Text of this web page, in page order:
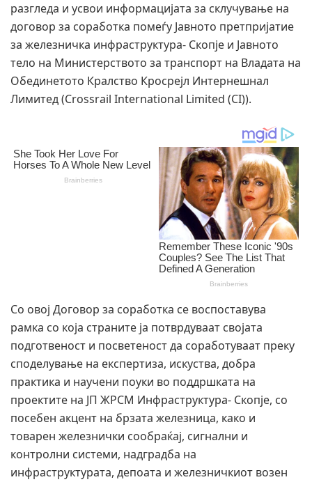
разгледа и усвои информацијата за склучување на
договор за соработка помеѓу Јавното претпријатие
за железничка инфраструктура- Скопје и Јавното
тело на Министерството за транспорт на Владата на
Обединетото Кралство Кросрејл Интернешнал
Лимитед (Crossrail International Limited (CI)).
Со овој Договор за соработка се воспоставува
рамка со која страните ја потврдуваат својата
подготвеност и посветеност да соработуваат преку
споделување на експертиза, искуства, добра
практика и научени поуки во поддршката на
проектите на ЈП ЖРСМ Инфраструктура- Скопје, со
посебен акцент на брзата железница, како и
товарен железнички сообраќај, сигнални и
контролни системи, надградба на
инфраструктурата, депоата и железничкиот возен